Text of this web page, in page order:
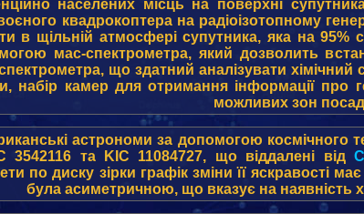
населених місць на поверхні
квадрокоптера на радіоізотопному
в щільній атмосфері супутника, яка на
мас-спектрометра, який дозволить
що здатний аналізувати
набір камер для отримання інформації про
можливих зон
астрономи за допомогою космічного
3542116 та KIC 11084727, що віддалені від
по диску зірки графік зміни її яскравості
була асиметричною, що вказує на наявність